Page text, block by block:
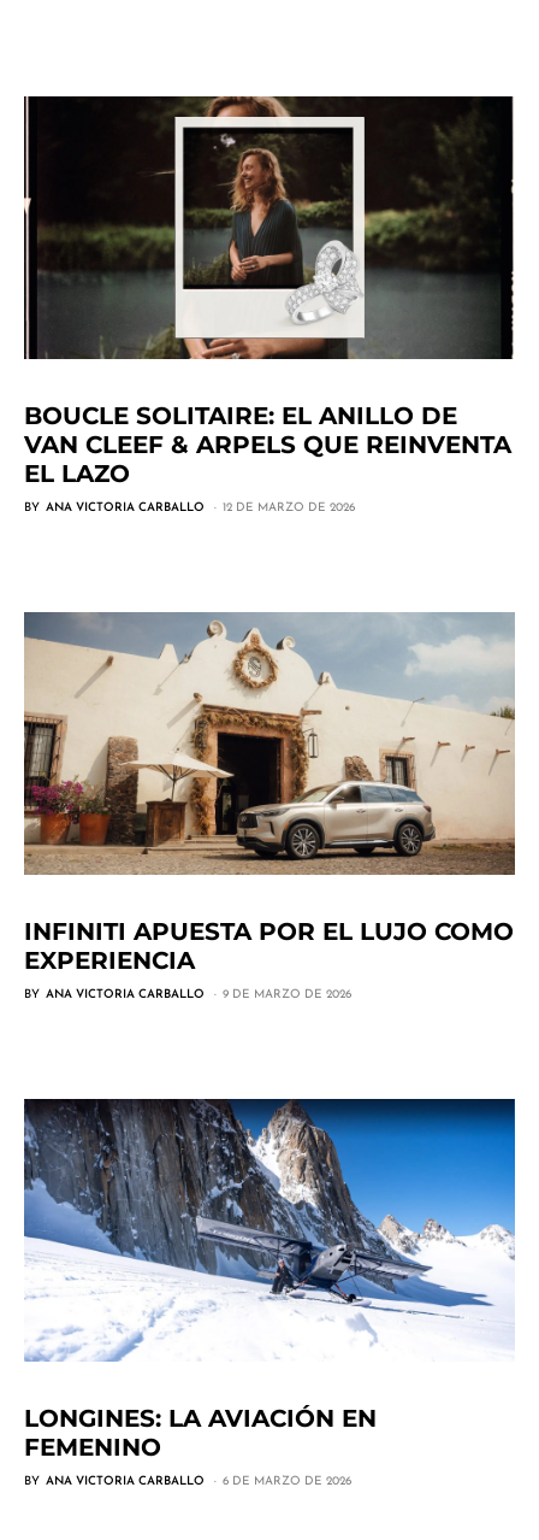
BOUCLE SOLITAIRE: EL ANILLO DE
VAN CLEEF & ARPELS QUE REINVENTA
EL LAZO
BY ANA VICTORIA CARBALLO 12 DE MARZO DE 2026
INFINITI APUESTA POR EL LUJO COMO
EXPERIENCIA
BY ANA VICTORIA CARBALLO 9 DE MARZO DE 2026
LONGINES: LA AVIACIÓN EN
FEMENINO
BY ANA VICTORIA CARBALLO 6 DE MARZO DE 2026